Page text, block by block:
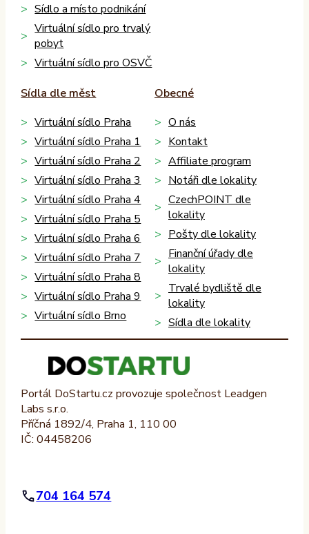
Sídlo a místo podnikání
Virtuální sídlo pro trvalý
pobyt
Virtuální sídlo pro OSVČ
Sídla dle měst
Virtuální sídlo Praha
Virtuální sídlo Praha 1
Virtuální sídlo Praha 2
Virtuální sídlo Praha 3
Virtuální sídlo Praha 4
Virtuální sídlo Praha 5
Virtuální sídlo Praha 6
Virtuální sídlo Praha 7
Virtuální sídlo Praha 8
Virtuální sídlo Praha 9
Virtuální sídlo Brno
Obecné
O nás
Kontakt
Affiliate program
Notáři dle lokality
CzechPOINT dle
lokality
Pošty dle lokality
Finanční úřady dle
lokality
Trvalé bydliště dle
lokality
Sídla dle lokality
Portál DoStartu.cz provozuje společnost Leadgen
Labs s.r.o.
Příčná 1892/4, Praha 1, 110 00
IČ: 04458206
704 164 574